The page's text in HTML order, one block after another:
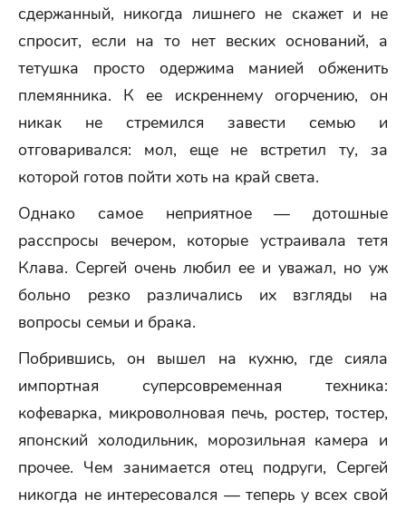
сдержанный, никогда лишнего не скажет и не
спросит, если на то нет веских оснований, а
тетушка просто одержима манией обженить
племянника. К ее искреннему огорчению, он
никак не стремился завести семью и
отговаривался: мол, еще не встретил ту, за
которой готов пойти хоть на край света.
Однако самое неприятное — дотошные
расспросы вечером, которые устраивала тетя
Клава. Сергей очень любил ее и уважал, но уж
больно резко различались их взгляды на
вопросы семьи и брака.
Побрившись, он вышел на кухню, где сияла
импортная суперсовременная техника:
кофеварка, микроволновая печь, ростер, тостер,
японский холодильник, морозильная камера и
прочее. Чем занимается отец подруги, Сергей
никогда не интересовался — теперь у всех свой